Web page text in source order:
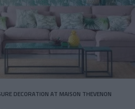
DECORATION AT MAISON THEVENON